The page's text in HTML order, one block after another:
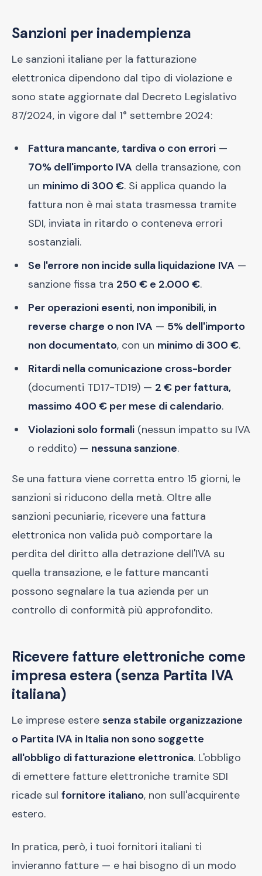
Sanzioni per inadempienza
Le sanzioni italiane per la fatturazione
elettronica dipendono dal tipo di violazione e
sono state aggiornate dal Decreto Legislativo
87/2024, in vigore dal 1° settembre 2024:
Fattura mancante, tardiva o con errori —
70% dell'importo IVA della transazione, con
un minimo di 300 €. Si applica quando la
fattura non è mai stata trasmessa tramite
SDI, inviata in ritardo o conteneva errori
sostanziali.
Se l'errore non incide sulla liquidazione IVA —
sanzione fissa tra 250 € e 2.000 €.
Per operazioni esenti, non imponibili, in
reverse charge o non IVA — 5% dell'importo
non documentato, con un minimo di 300 €.
Ritardi nella comunicazione cross-border
(documenti TD17-TD19) — 2 € per fattura,
massimo 400 € per mese di calendario.
Violazioni solo formali (nessun impatto su IVA
o reddito) — nessuna sanzione.
Se una fattura viene corretta entro 15 giorni, le
sanzioni si riducono della metà. Oltre alle
sanzioni pecuniarie, ricevere una fattura
elettronica non valida può comportare la
perdita del diritto alla detrazione dell'IVA su
quella transazione, e le fatture mancanti
possono segnalare la tua azienda per un
controllo di conformità più approfondito.
Ricevere fatture elettroniche come
impresa estera (senza Partita IVA
italiana)
Le imprese estere senza stabile organizzazione
o Partita IVA in Italia non sono soggette
all'obbligo di fatturazione elettronica. L'obbligo
di emettere fatture elettroniche tramite SDI
ricade sul fornitore italiano, non sull'acquirente
estero.
In pratica, però, i tuoi fornitori italiani ti
invieranno fatture — e hai bisogno di un modo